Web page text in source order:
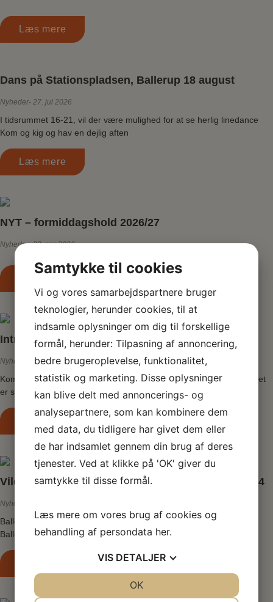
Læs mere
Dans på Stationspladsen, Ballerup 18 august
Nyheder 27. jul 2026
I tidsrummet 16-21, vil der være mulighed for at se herlig linedance
Kom og kig og hav en dejlig aften
Læs mere
NYT – formiddagshold 2026/27
Nyheder 23. apr 2026
Introaften 27 august 2026
Nyheder 23. apr 2026
Kom og besøg Wildhorse Linedancers Prøv at danse linedance – det
er sjovt, udfordrende på den gode måde og du…
Læs mere
Vilde dage i Ballerup – kom og kig, 4-6 september4
Nyheder
Ballerup Wildhorse Linedancers vil være tilstede ved Vilde Dage i
Ballerup centeret Kom og få en snak om hvad linedance…
Samtykke til cookies
Vi og vores samarbejdspartnere bruger
teknologier, herunder cookies, til at
indsamle oplysninger om dig til forskellige
formål, herunder: Tilpasning af annoncering,
bedre brugeroplevelse, funktionalitet,
statistik og marketing. Disse oplysninger
kan blive delt med annoncerings- og
analysepartnere, som kan kombinere dem
med data, du tidligere har givet dem eller
de har indsamlet gennem din brug af deres
tjenester. Ved at klikke på 'OK' giver du
samtykke til disse formål.
Læs mere om vores brug af cookies og
behandling af persondata her.
VIS DETALJER
OK